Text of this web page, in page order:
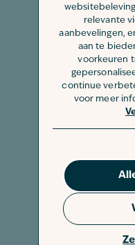
relevante
aanbevelingen,
aan te
voorkeuren
continue
voor meer
achterblijven.
Gebruik
Als de grasaar
lichaam
een
grasaar te
gebeurt onder
of luchtwegen
Als de grasaar